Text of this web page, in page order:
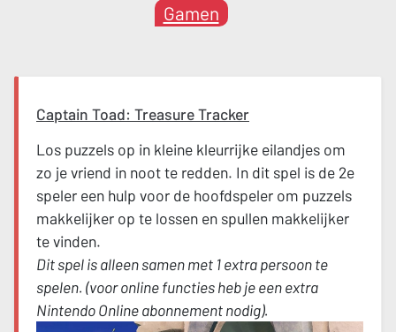
Gamen
Captain Toad: Treasure Tracker
Los puzzels op in kleine kleurrijke eilandjes om
zo je vriend in noot te redden. In dit spel is de 2e
speler een hulp voor de hoofdspeler om puzzels
makkelijker op te lossen en spullen makkelijker
te vinden.
Dit spel is alleen samen met 1 extra persoon te
spelen. (voor online functies heb je een extra
Nintendo Online abonnement nodig).